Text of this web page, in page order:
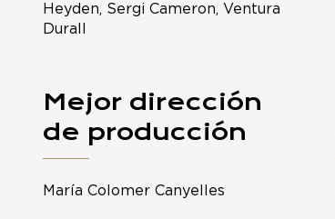
Heyden, Sergi Cameron, Ventura
Durall
Mejor dirección
de producción
María Colomer Canyelles